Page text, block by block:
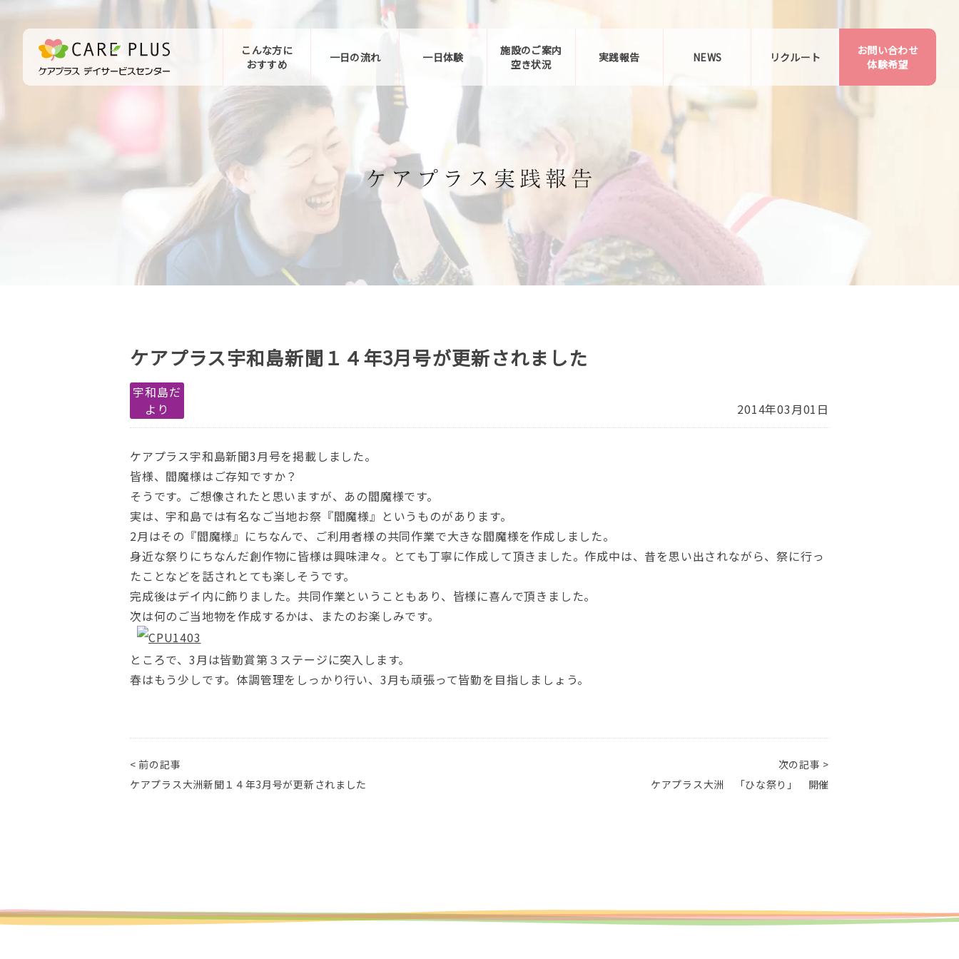
こんな方に
おすすめ
一日の流れ 一日体験
施設のご案内
空き状況
実践報告 NEWS リクルート
お問い合わせ
お問い合わせ
体験希望
ケアプラス宇和島新聞１４年3月号が更新されました
宇和島だ
より
2014年03月01日
ケアプラス宇和島新聞3月号を掲載しました。
皆様、閻魔様はご存知ですか？
そうです。ご想像されたと思いますが、あの閻魔様です。
実は、宇和島では有名なご当地お祭『閻魔様』というものがあります。
2月はその『閻魔様』にちなんで、ご利用者様の共同作業で大きな閻魔様を作成しました。
身近な祭りにちなんだ創作物に皆様は興味津々。とても丁寧に作成して頂きました。作成中は、昔を思い出されながら、祭に行っ
たことなどを話されとても楽しそうです。
完成後はデイ内に飾りました。共同作業ということもあり、皆様に喜んで頂きました。
次は何のご当地物を作成するかは、またのお楽しみです。
ところで、3月は皆勤賞第３ステージに突入します。
春はもう少しです。体調管理をしっかり行い、3月も頑張って皆勤を目指しましょう。
< 前の記事
ケアプラス大洲新聞１４年3月号が更新されました
次の記事 >
ケアプラス大洲 「ひな祭り」 開催